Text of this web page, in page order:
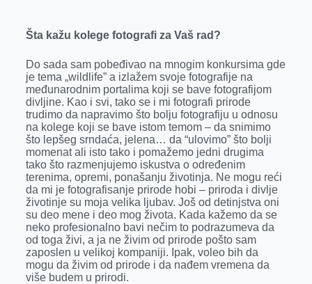
Šta kažu kolege fotografi za Vaš rad?
Do sada sam pobeđivao na mnogim konkursima gde
je tema „wildlife” a izlažem svoje fotografije na
međunarodnim portalima koji se bave fotografijom
divljine. Kao i svi, tako se i mi fotografi prirode
trudimo da napravimo što bolju fotografiju u odnosu
na kolege koji se bave istom temom – da snimimo
što lepšeg srndaća, jelena… da “ulovimo” što bolji
momenat ali isto tako i pomažemo jedni drugima
tako što razmenjujemo iskustva o određenim
terenima, opremi, ponašanju životinja. Ne mogu reći
da mi je fotografisanje prirode hobi – priroda i divlje
životinje su moja velika ljubav. Još od detinjstva oni
su deo mene i deo mog života. Kada kažemo da se
neko profesionalno bavi nečim to podrazumeva da
od toga živi, a ja ne živim od prirode pošto sam
zaposlen u velikoj kompaniji. Ipak, voleo bih da
mogu da živim od prirode i da nađem vremena da
više budem u prirodi.